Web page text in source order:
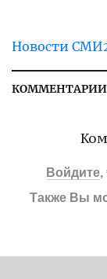
Новости
Войдите,
Также Вы